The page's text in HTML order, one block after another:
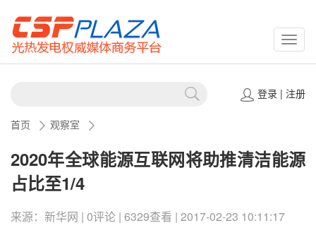
登录| 注册
首页 观察室
2020年全球能源互联网将助推清洁能源
占比至1/4
来源：新华网 | 0评论 | 6329查看 | 2017-02-23 10:11:17